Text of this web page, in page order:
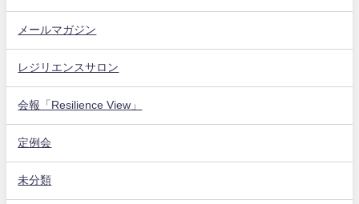
メールマガジン
レジリエンスサロン
会報「Resilience View」
定例会
未分類